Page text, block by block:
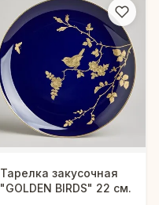
Тарелка закусочная
"GOLDEN BIRDS" 22 см.